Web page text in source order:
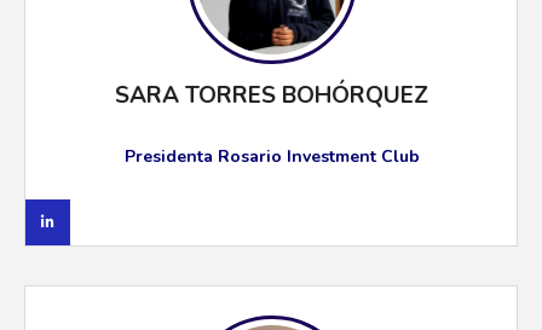
SARA TORRES BOHÓRQUEZ
Presidenta Rosario Investment Club